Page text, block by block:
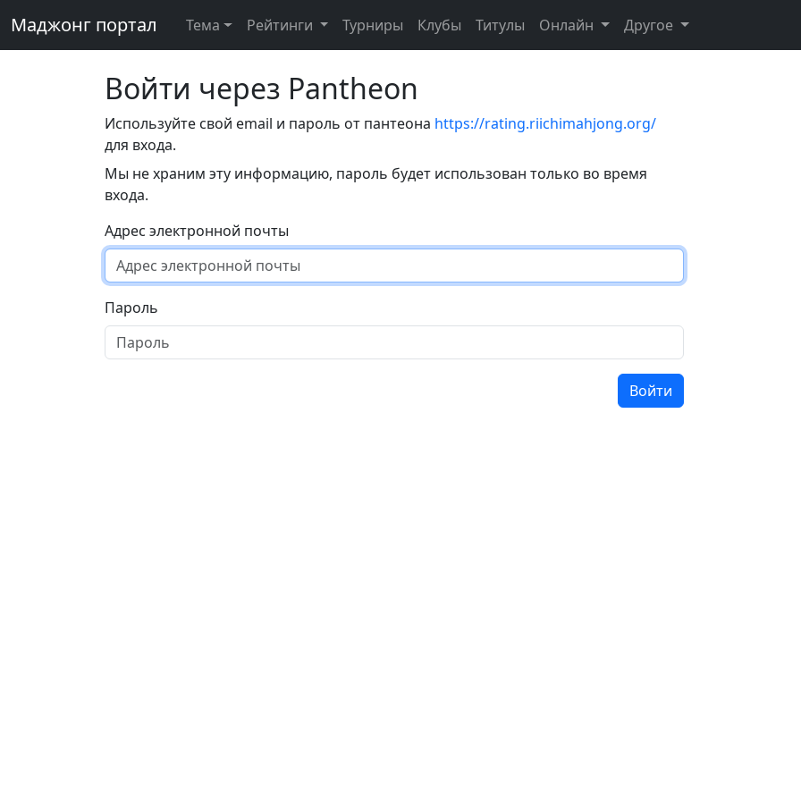
Маджонг портал Тема Рейтинги Турниры Клубы Титулы Онлайн Другое
Войти через Pantheon
Используйте свой email и пароль от пантеона https://rating.riichimahjong.org/
для входа.
Мы не храним эту информацию, пароль будет использован только во время
входа.
Адрес электронной почты
Пароль
Войти